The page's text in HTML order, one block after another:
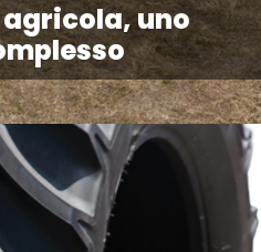
uno